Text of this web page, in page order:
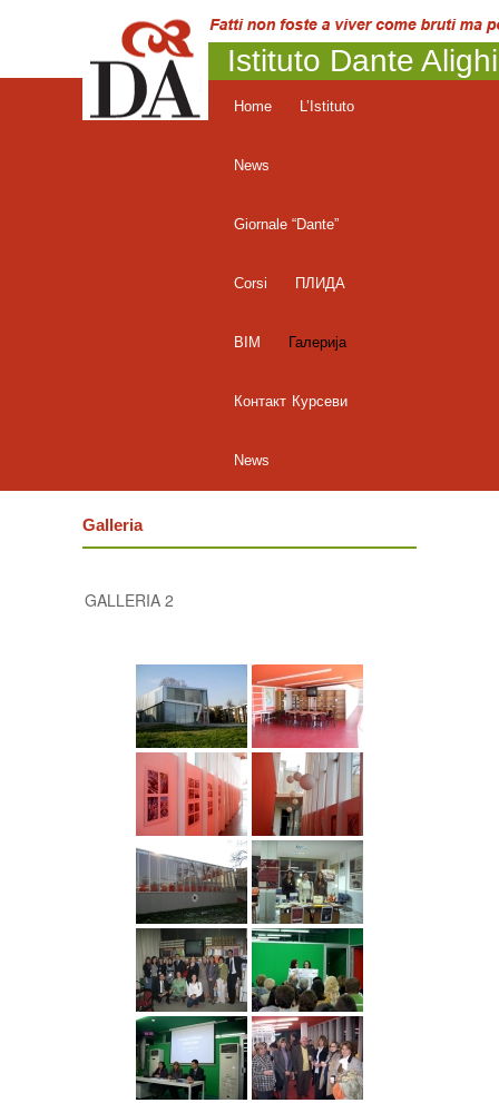
Istituto Dante
Home L’Istituto
News
Giornale “Dante”
Corsi ПЛИДА
BIM Галерија
Контакт Курсеви
News
Galleria
GALLERIA 2